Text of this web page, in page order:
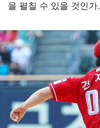
을 펼칠 수 있을 것인가.